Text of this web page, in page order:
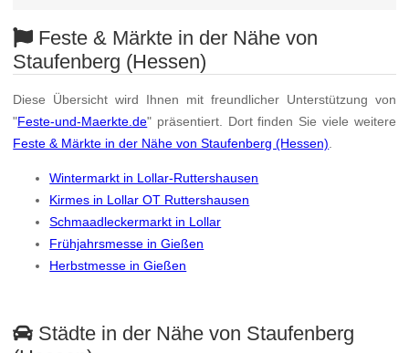
Feste & Märkte in der Nähe von
Staufenberg (Hessen)
Diese Übersicht wird Ihnen mit freundlicher Unterstützung von
"Feste-und-Maerkte.de" präsentiert. Dort finden Sie viele weitere
Feste & Märkte in der Nähe von Staufenberg (Hessen)
Wintermarkt in Lollar-Ruttershausen
Kirmes in Lollar OT Ruttershausen
Schmaadleckermarkt in Lollar
Frühjahrsmesse in Gießen
Herbstmesse in Gießen
Städte in der Nähe von Staufenberg